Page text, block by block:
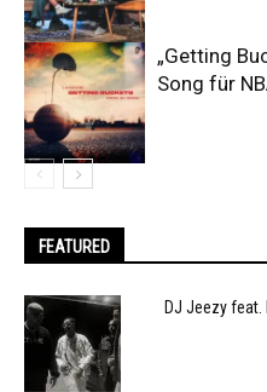
„Getting
Song für
FEATURED
DJ Jeezy feat.